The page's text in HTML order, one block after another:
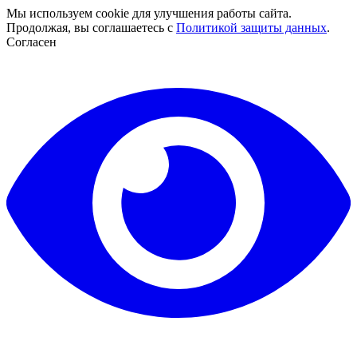
Мы используем cookie для улучшения работы сайта.
Продолжая, вы соглашаетесь с Политикой защиты данных.
Согласен